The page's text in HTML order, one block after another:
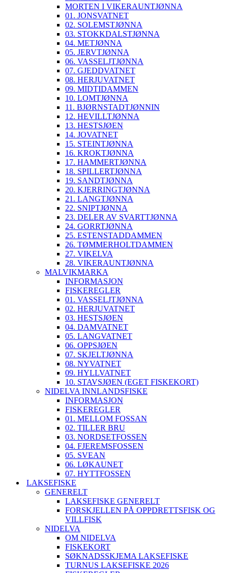
MORTEN I VIKERAUNTJØNNA
01. JONSVATNET
02. SOLEMSTJØNNA
03. STOKKDALSTJØNNA
04. METJØNNA
05. JERVTJØNNA
06. VASSELJTJØNNA
07. GJEDDVATNET
08. HERJUVATNET
09. MIDTIDAMMEN
10. LOMTJØNNA
11. BJØRNSTADTJØNNIN
12. HEVILLTJØNNA
13. HESTSJØEN
14. JOVATNET
15. STEINTJØNNA
16. KROKTJØNNA
17. HAMMERTJØNNA
18. SPILLERTJØNNA
19. SANDTJØNNA
20. KJERRINGTJØNNA
21. LANGTJØNNA
22. SNIPTJØNNA
23. DELER AV SVARTTJØNNA
24. GORRTJØNNA
25. ESTENSTADDAMMEN
26. TØMMERHOLTDAMMEN
27. VIKELVA
28. VIKERAUNTJØNNA
MALVIKMARKA
INFORMASJON
FISKEREGLER
01. VASSELJTJØNNA
02. HERJUVATNET
03. HESTSJØEN
04. DAMVATNET
05. LANGVATNET
06. OPPSJØEN
07. SKJELTJØNNA
08. NYVATNET
09. HYLLVATNET
10. STAVSJØEN (EGET FISKEKORT)
NIDELVA INNLANDSFISKE
INFORMASJON
FISKEREGLER
01. MELLOM FOSSAN
02. TILLER BRU
03. NORDSETFOSSEN
04. FJEREMSFOSSEN
05. SVEAN
06. LØKAUNET
07. HYTTFOSSEN
LAKSEFISKE
GENERELT
LAKSEFISKE GENERELT
FORSKJELLEN PÅ OPPDRETTSFISK OG
VILLFISK
NIDELVA
OM NIDELVA
FISKEKORT
SØKNADSSKJEMA LAKSEFISKE
TURNUS LAKSEFISKE 2026